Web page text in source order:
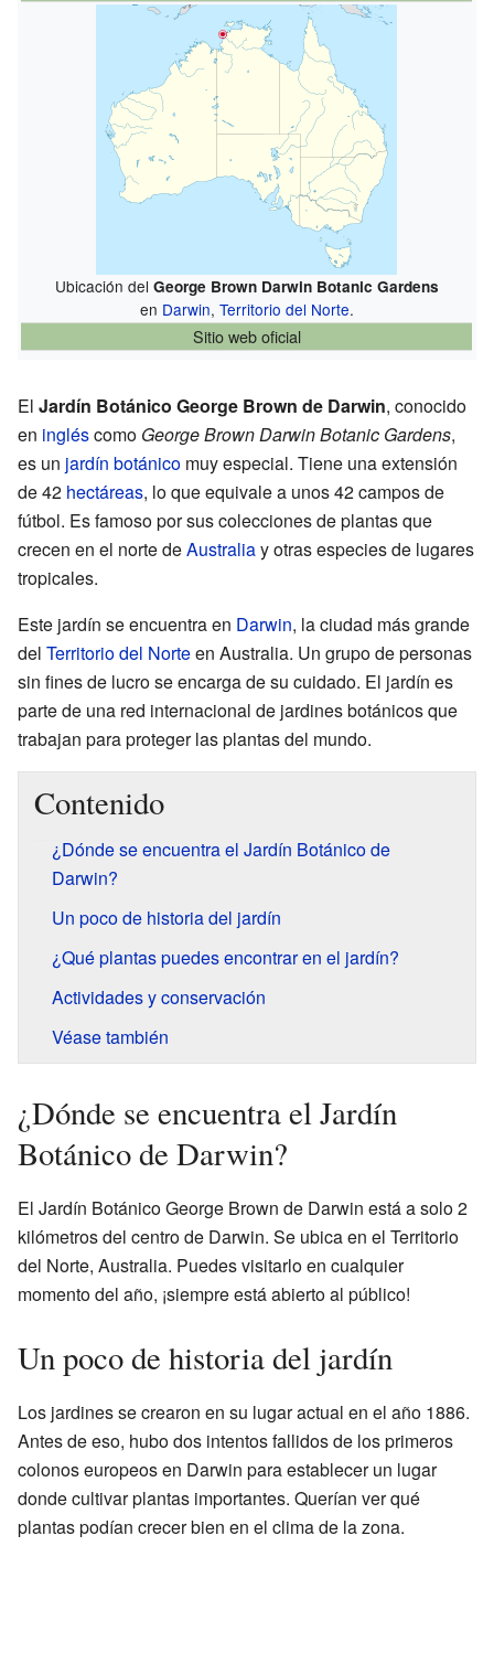
Ubicación del George Brown Darwin Botanic Gardens
en Darwin, Territorio del Norte.
Sitio web oficial
El Jardín Botánico George Brown de Darwin, conocido
en ingléscomo George Brown Darwin Botanic Gardens,
es un jardín botánico muy especial. Tiene una extensión
de 42 hectáreas, lo que equivale a unos 42 campos de
fútbol. Es famoso por sus colecciones de plantas que
crecen en el norte deAustraliay otras especies de lugares
tropicales.
Este jardín se encuentra en Darwin, la ciudad más grande
del Territorio del Norteen Australia. Un grupo de personas
sin fines de lucro se encarga de su cuidado. El jardín es
parte de una red internacional de jardines botánicos que
trabajan para proteger las plantas del mundo.
Contenido
¿Dónde se encuentra el Jardín Botánico de
Darwin?
Un poco de historia del jardín
¿Qué plantas puedes encontrar en el jardín?
Actividades y conservación
Véase también
¿Dónde se encuentra el Jardín
Botánico de Darwin?
El Jardín Botánico George Brown de Darwin está a solo 2
kilómetros del centro de Darwin. Se ubica en el Territorio
del Norte, Australia. Puedes visitarlo en cualquier
momento del año, ¡siempre está abierto al público!
Un poco de historia del jardín
Los jardines se crearon en su lugar actual en el año 1886.
Antes de eso, hubo dos intentos fallidos de los primeros
colonos europeos en Darwin para establecer un lugar
donde cultivar plantas importantes. Querían ver qué
plantas podían crecer bien en el clima de la zona.